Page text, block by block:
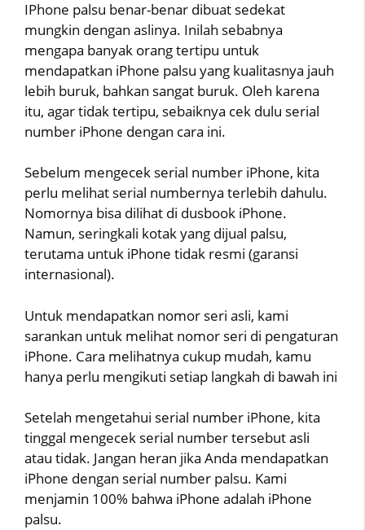
IPhone palsu benar-benar dibuat sedekat
mungkin dengan aslinya. Inilah sebabnya
mengapa banyak orang tertipu untuk
mendapatkan iPhone palsu yang kualitasnya jauh
lebih buruk, bahkan sangat buruk. Oleh karena
itu, agar tidak tertipu, sebaiknya cek dulu serial
number iPhone dengan cara ini.
Sebelum mengecek serial number iPhone, kita
perlu melihat serial numbernya terlebih dahulu.
Nomornya bisa dilihat di dusbook iPhone.
Namun, seringkali kotak yang dijual palsu,
terutama untuk iPhone tidak resmi (garansi
internasional).
Untuk mendapatkan nomor seri asli, kami
sarankan untuk melihat nomor seri di pengaturan
iPhone. Cara melihatnya cukup mudah, kamu
hanya perlu mengikuti setiap langkah di bawah ini
Setelah mengetahui serial number iPhone, kita
tinggal mengecek serial number tersebut asli
atau tidak. Jangan heran jika Anda mendapatkan
iPhone dengan serial number palsu. Kami
menjamin 100% bahwa iPhone adalah iPhone
palsu.